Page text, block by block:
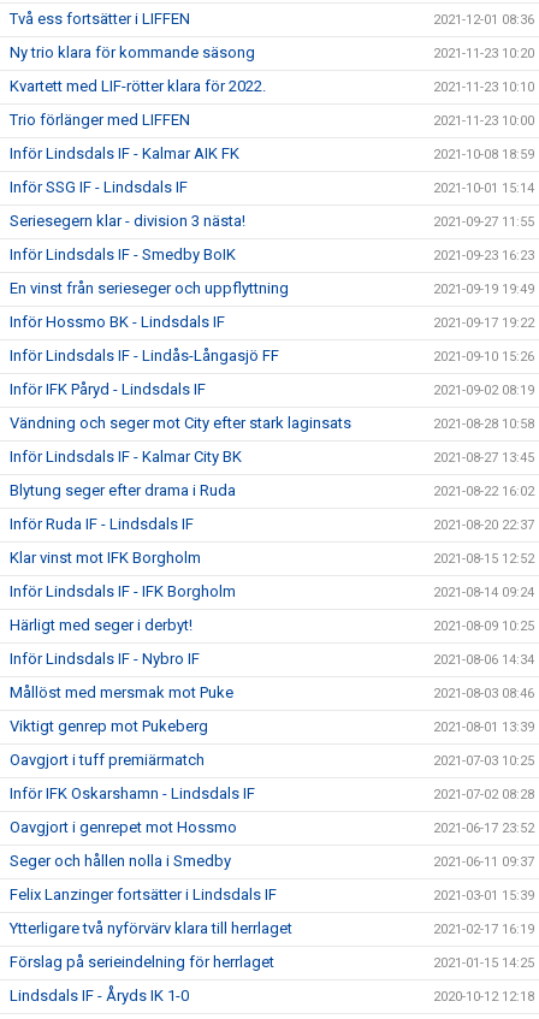
Två ess fortsätter i LIFFEN 2021-12-01 08:36
Ny trio klara för kommande säsong 2021-11-23 10:20
Kvartett med LIF-rötter klara för 2022. 2021-11-23 10:10
Trio förlänger med LIFFEN 2021-11-23 10:00
Inför Lindsdals IF - Kalmar AIK FK 2021-10-08 18:59
Inför SSG IF - Lindsdals IF 2021-10-01 15:14
Seriesegern klar - division 3 nästa! 2021-09-27 11:55
Inför Lindsdals IF - Smedby BoIK 2021-09-23 16:23
En vinst från serieseger och uppflyttning 2021-09-19 19:49
Inför Hossmo BK - Lindsdals IF 2021-09-17 19:22
Inför Lindsdals IF - Lindås-Långasjö FF 2021-09-10 15:26
Inför IFK Påryd - Lindsdals IF 2021-09-02 08:19
Vändning och seger mot City efter stark laginsats 2021-08-28 10:58
Inför Lindsdals IF - Kalmar City BK 2021-08-27 13:45
Blytung seger efter drama i Ruda 2021-08-22 16:02
Inför Ruda IF - Lindsdals IF 2021-08-20 22:37
Klar vinst mot IFK Borgholm 2021-08-15 12:52
Inför Lindsdals IF - IFK Borgholm 2021-08-14 09:24
Härligt med seger i derbyt! 2021-08-09 10:25
Inför Lindsdals IF - Nybro IF 2021-08-06 14:34
Mållöst med mersmak mot Puke 2021-08-03 08:46
Viktigt genrep mot Pukeberg 2021-08-01 13:39
Oavgjort i tuff premiärmatch 2021-07-03 10:25
Inför IFK Oskarshamn - Lindsdals IF 2021-07-02 08:28
Oavgjort i genrepet mot Hossmo 2021-06-17 23:52
Seger och hållen nolla i Smedby 2021-06-11 09:37
Felix Lanzinger fortsätter i Lindsdals IF 2021-03-01 15:39
Ytterligare två nyförvärv klara till herrlaget 2021-02-17 16:19
Förslag på serieindelning för herrlaget 2021-01-15 14:25
Lindsdals IF - Åryds IK 1-0 2020-10-12 12:18